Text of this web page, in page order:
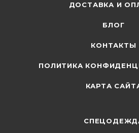
ДОСТАВКА И
БЛОГ
КОНТАКТЫ
ПОЛИТИКА
КАРТА